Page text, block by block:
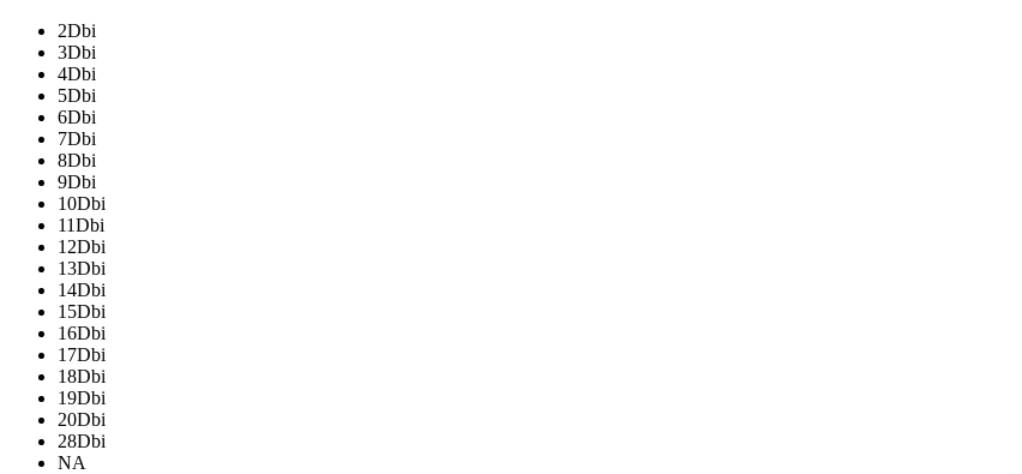
2Dbi
3Dbi
4Dbi
5Dbi
6Dbi
7Dbi
8Dbi
9Dbi
10Dbi
11Dbi
12Dbi
13Dbi
14Dbi
15Dbi
16Dbi
17Dbi
18Dbi
19Dbi
20Dbi
28Dbi
NA